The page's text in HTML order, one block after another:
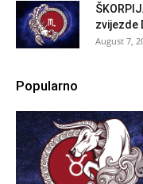
zvijezde
August 7,
Popularno